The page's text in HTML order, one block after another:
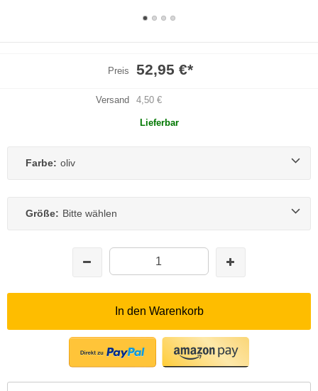
Preis 52,95 €*
Versand 4,50 €
Lieferbar
Farbe: oliv
Größe: Bitte wählen
In den Warenkorb